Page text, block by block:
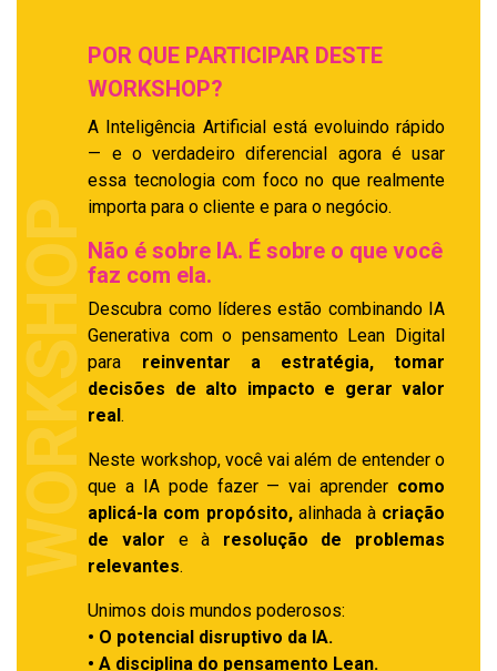
WORKSHOP
POR QUE PARTICIPAR DESTE
WORKSHOP?
A Inteligência Artificial está evoluindo rápido
— e o verdadeiro diferencial agora é usar
essa tecnologia com foco no que realmente
importa para o cliente e para o negócio.
Não é sobre IA. É sobre o que você
faz com ela.
Descubra como líderes estão combinando IA
Generativa com o pensamento Lean Digital
para reinventar a estratégia, tomar
decisões de alto impacto e gerar valor
real.
Neste workshop, você vai além de entender o
que a IA pode fazer — vai aprender como
aplicá-la com propósito, alinhada à criação
de valor e à resolução de problemas
relevantes.
Unimos dois mundos poderosos:
• O potencial disruptivo da IA.
• A disciplina do pensamento Lean.